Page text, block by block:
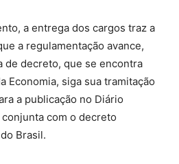
a entrega dos cargos traz a
a regulamentação avance,
de decreto, que se encontra
Economia, siga sua tramitação
a publicação no Diário
com o decreto
Brasil.